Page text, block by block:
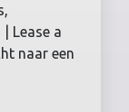
Lease a
naar een